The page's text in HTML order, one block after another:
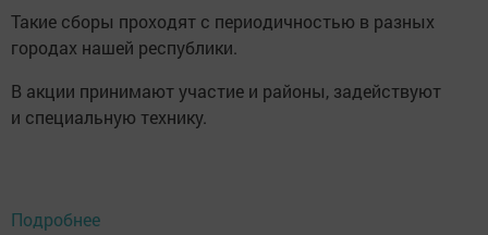
Такие сборы проходят с периодичностью в разных
городах нашей республики.
В акции принимают участие и районы, задействуют
и специальную технику.
Подробнее